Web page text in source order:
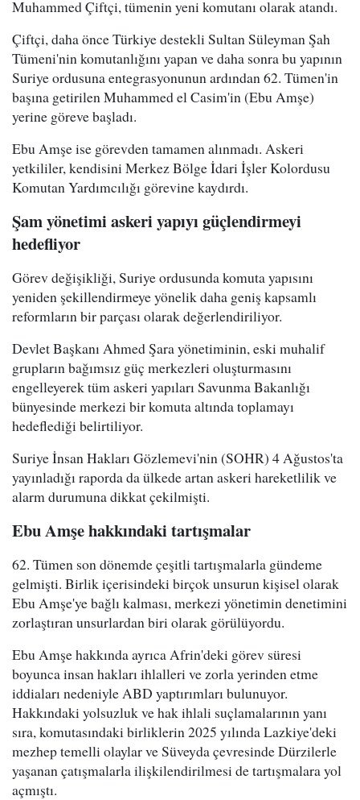
Muhammed Çiftçi, tümenin yeni komutanı olarak atandı.
Çiftçi, daha önce Türkiye destekli Sultan Süleyman Şah
Tümeni'nin komutanlığını yapan ve daha sonra bu yapının
Suriye ordusuna entegrasyonunun ardından 62. Tümen'in
başına getirilen Muhammed el Casim'in (Ebu Amşe)
yerine göreve başladı.
Ebu Amşe ise görevden tamamen alınmadı. Askeri
yetkililer, kendisini Merkez Bölge İdari İşler Kolordusu
Komutan Yardımcılığı görevine kaydırdı.
Şam yönetimi askeri yapıyı güçlendirmeyi
hedefliyor
Görev değişikliği, Suriye ordusunda komuta yapısını
yeniden şekillendirmeye yönelik daha geniş kapsamlı
reformların bir parçası olarak değerlendiriliyor.
Devlet Başkanı Ahmed Şara yönetiminin, eski muhalif
grupların bağımsız güç merkezleri oluşturmasını
engelleyerek tüm askeri yapıları Savunma Bakanlığı
bünyesinde merkezi bir komuta altında toplamayı
hedeflediği belirtiliyor.
Suriye İnsan Hakları Gözlemevi'nin (SOHR) 4 Ağustos'ta
yayınladığı raporda da ülkede artan askeri hareketlilik ve
alarm durumuna dikkat çekilmişti.
Ebu Amşe hakkındaki tartışmalar
62. Tümen son dönemde çeşitli tartışmalarla gündeme
gelmişti. Birlik içerisindeki birçok unsurun kişisel olarak
Ebu Amşe'ye bağlı kalması, merkezi yönetimin denetimini
zorlaştıran unsurlardan biri olarak görülüyordu.
Ebu Amşe hakkında ayrıca Afrin'deki görev süresi
boyunca insan hakları ihlalleri ve zorla yerinden etme
iddiaları nedeniyle ABD yaptırımları bulunuyor.
Hakkındaki yolsuzluk ve hak ihlali suçlamalarının yanı
sıra, komutasındaki birliklerin 2025 yılında Lazkiye'deki
mezhep temelli olaylar ve Süveyda çevresinde Dürzilerle
yaşanan çatışmalarla ilişkilendirilmesi de tartışmalara yol
açmıştı.